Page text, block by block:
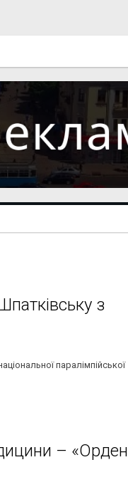
з
паралімпійської
– «Орден